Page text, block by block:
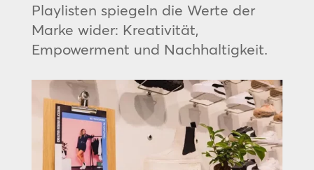
Playlisten spiegeln die Werte der
Marke wider: Kreativität,
Empowerment und Nachhaltigkeit.